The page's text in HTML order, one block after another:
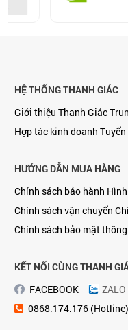
HỆ THỐNG THANH GIÁC
Giới thiệu Thanh Giác
Hợp tác kinh doanh
HƯỚNG DẪN MUA HÀNG
Chính sách bảo hành
Chính sách vận chuyển
Chính sách bảo mật
KẾT NỐI CÙNG THANH
FACEBOOK
ZALO
0868.174.176 (Hotline)